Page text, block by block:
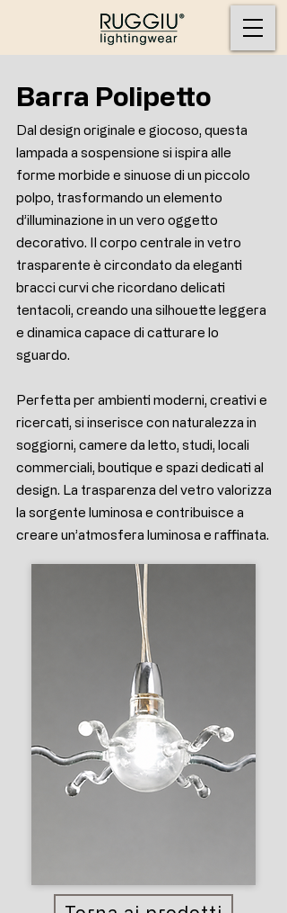
Barra Polipetto
Dal design originale e giocoso, questa
lampada a sospensione si ispira alle
forme morbide e sinuose di un piccolo
polpo, trasformando un elemento
d’illuminazione in un vero oggetto
decorativo. Il corpo centrale in vetro
trasparente è circondato da eleganti
bracci curvi che ricordano delicati
tentacoli, creando una silhouette leggera
e dinamica capace di catturare lo
sguardo.
Perfetta per ambienti moderni, creativi e
ricercati, si inserisce con naturalezza in
soggiorni, camere da letto, studi, locali
commerciali, boutique e spazi dedicati al
design. La trasparenza del vetro valorizza
la sorgente luminosa e contribuisce a
creare un’atmosfera luminosa e raffinata.